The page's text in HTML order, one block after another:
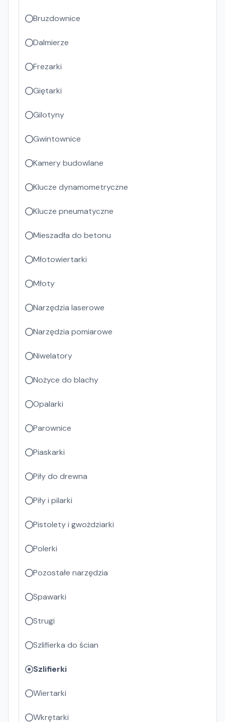
Bruzdownice
Dalmierze
Frezarki
Giętarki
Gilotyny
Gwintownice
Kamery budowlane
Klucze dynamometryczne
Klucze pneumatyczne
Mieszadła do betonu
Młotowiertarki
Młoty
Narzędzia laserowe
Narzędzia pomiarowe
Niwelatory
Nożyce do blachy
Opalarki
Parownice
Piaskarki
Piły do drewna
Piły i pilarki
Pistolety i gwożdziarki
Polerki
Pozostałe narzędzia
Spawarki
Strugi
Szlifierka do ścian
Szlifierki
Wiertarki
Wkrętarki